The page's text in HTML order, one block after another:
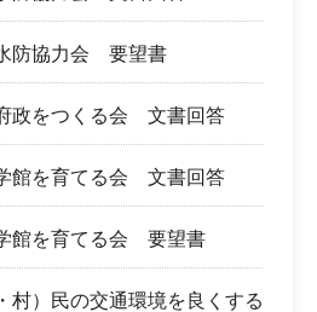
防協力会 要望書
政をつくる会 文書回答
館を育てる会 文書回答
館を育てる会 要望書
村）民の交通環境を良くする